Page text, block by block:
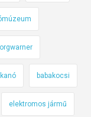
babakocsi
elektromos jármű